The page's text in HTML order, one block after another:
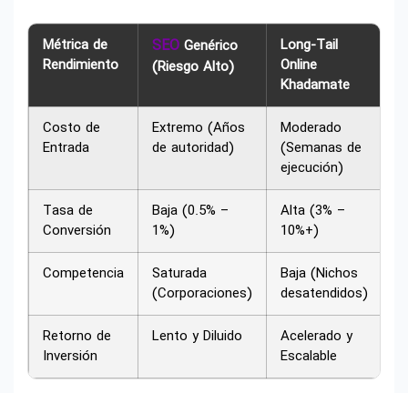
Métrica de
Rendimiento
SEO Genérico
(Riesgo Alto)
Long-Tail
Online
Khadamate
Costo de
Entrada
Extremo (Años
de autoridad)
Moderado
(Semanas de
ejecución)
Tasa de
Conversión
Baja (0.5% –
1%)
Alta (3% –
10%+)
Competencia
Saturada
(Corporaciones)
Baja (Nichos
desatendidos)
Retorno de
Inversión
Lento y Diluido
Acelerado y
Escalable